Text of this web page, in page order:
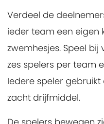
Verdeel de
ieder team een eigen
zwemhesjes. Speel
zes spelers per team
Iedere speler
zacht drijfmiddel.